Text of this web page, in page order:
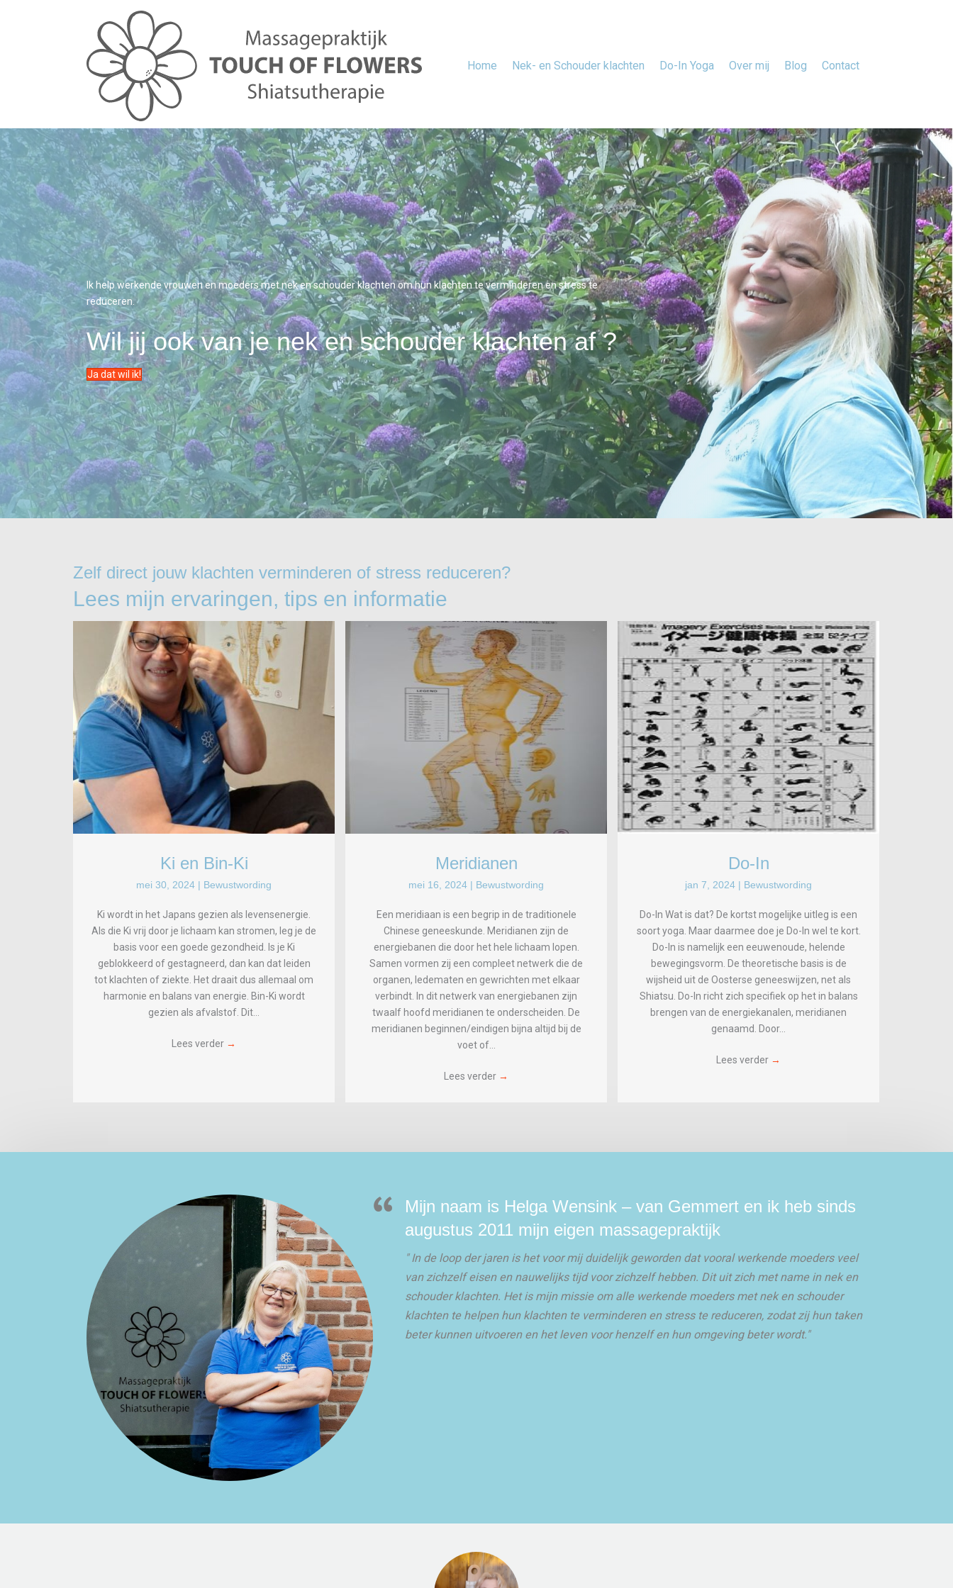
Home Nek- en Schouder klachten Do-In Yoga Over mij Blog Contact
Ik help werkende vrouwen en moeders met nek en schouder klachten om hun klachten te verminderen en stress te
reduceren.
Wil jij ook van je nek en schouder klachten af ?
Ja dat wil ik!
Zelf direct jouw klachten verminderen of stress reduceren?
Lees mijn ervaringen, tips en informatie
Ki en Bin-Ki
mei 30, 2024 | Bewustwording
Ki wordt in het Japans gezien als levensenergie.
Als die Ki vrij door je lichaam kan stromen, leg je de
basis voor een goede gezondheid. Is je Ki
geblokkeerd of gestagneerd, dan kan dat leiden
tot klachten of ziekte. Het draait dus allemaal om
harmonie en balans van energie. Bin-Ki wordt
gezien als afvalstof. Dit…
Lees verder →
Meridianen
mei 16, 2024 | Bewustwording
Een meridiaan is een begrip in de traditionele
Chinese geneeskunde. Meridianen zijn de
energiebanen die door het hele lichaam lopen.
Samen vormen zij een compleet netwerk die de
organen, ledematen en gewrichten met elkaar
verbindt. In dit netwerk van energiebanen zijn
twaalf hoofd meridianen te onderscheiden. De
meridianen beginnen/eindigen bijna altijd bij de
voet of…
Lees verder →
Do-In
jan 7, 2024 | Bewustwording
Do-In Wat is dat? De kortst mogelijke uitleg is een
soort yoga. Maar daarmee doe je Do-In wel te kort.
Do-In is namelijk een eeuwenoude, helende
bewegingsvorm. De theoretische basis is de
wijsheid uit de Oosterse geneeswijzen, net als
Shiatsu. Do-In richt zich specifiek op het in balans
brengen van de energiekanalen, meridianen
genaamd. Door…
Lees verder →
Mijn naam is Helga Wensink – van Gemmert en ik heb sinds
augustus 2011 mijn eigen massagepraktijk
" In de loop der jaren is het voor mij duidelijk geworden dat vooral werkende moeders veel
van zichzelf eisen en nauwelijks tijd voor zichzelf hebben. Dit uit zich met name in nek en
schouder klachten. Het is mijn missie om alle werkende moeders met nek en schouder
klachten te helpen hun klachten te verminderen en stress te reduceren, zodat zij hun taken
beter kunnen uitvoeren en het leven voor henzelf en hun omgeving beter wordt."